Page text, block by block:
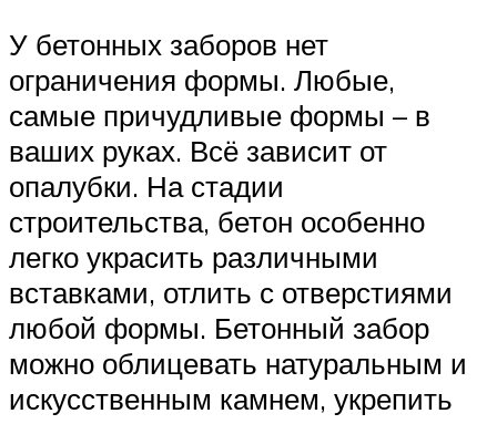
У бетонных заборов нет
ограничения формы. Любые,
самые причудливые формы – в
ваших руках. Всё зависит от
опалубки. На стадии
строительства, бетон особенно
легко украсить различными
вставками, отлить с отверстиями
любой формы. Бетонный забор
можно облицевать натуральным и
искусственным камнем, укрепить